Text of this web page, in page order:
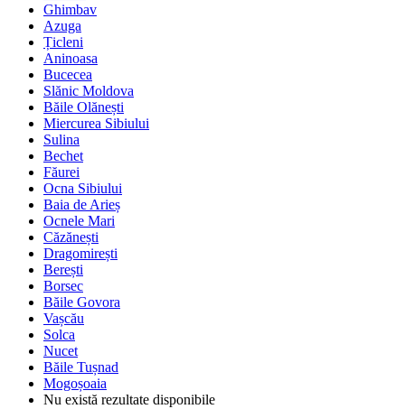
Ghimbav
Azuga
Țicleni
Aninoasa
Bucecea
Slănic Moldova
Băile Olănești
Miercurea Sibiului
Sulina
Bechet
Făurei
Ocna Sibiului
Baia de Arieș
Ocnele Mari
Căzănești
Dragomirești
Berești
Borsec
Băile Govora
Vașcău
Solca
Nucet
Băile Tușnad
Mogoșoaia
Nu există rezultate disponibile